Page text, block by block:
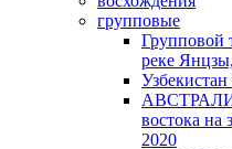
групповые
Групповой
реке
Узбекистан
востока на
2020